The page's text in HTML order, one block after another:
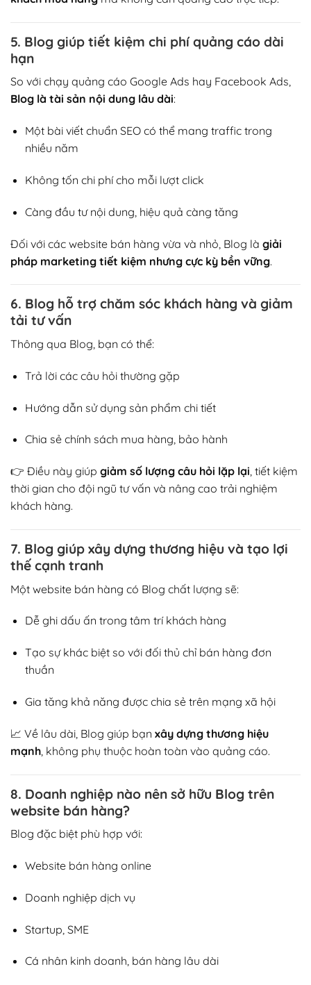
5. Blog giúp tiết kiệm chi phí quảng cáo dài
hạn
So với chạy quảng cáo Google Ads hay Facebook Ads,
Blog là tài sản nội dung lâu dài:
Một bài viết chuẩn SEO có thể mang traffic trong
nhiều năm
Không tốn chi phí cho mỗi lượt click
Càng đầu tư nội dung, hiệu quả càng tăng
Đối với các website bán hàng vừa và nhỏ, Blog là giải
pháp marketing tiết kiệm nhưng cực kỳ bền vững.
6. Blog hỗ trợ chăm sóc khách hàng và giảm
tải tư vấn
Thông qua Blog, bạn có thể:
Trả lời các câu hỏi thường gặp
Hướng dẫn sử dụng sản phẩm chi tiết
Chia sẻ chính sách mua hàng, bảo hành
👉 Điều này giúp giảm số lượng câu hỏi lặp lại, tiết kiệm
thời gian cho đội ngũ tư vấn và nâng cao trải nghiệm
khách hàng.
7. Blog giúp xây dựng thương hiệu và tạo lợi
thế cạnh tranh
Một website bán hàng có Blog chất lượng sẽ:
Dễ ghi dấu ấn trong tâm trí khách hàng
Tạo sự khác biệt so với đối thủ chỉ bán hàng đơn
thuần
Gia tăng khả năng được chia sẻ trên mạng xã hội
📈 Về lâu dài, Blog giúp bạn xây dựng thương hiệu
mạnh , không phụ thuộc hoàn toàn vào quảng cáo.
8. Doanh nghiệp nào nên sở hữu Blog trên
website bán hàng?
Blog đặc biệt phù hợp với:
Website bán hàng online
Doanh nghiệp dịch vụ
Startup, SME
Cá nhân kinh doanh, bán hàng lâu dài